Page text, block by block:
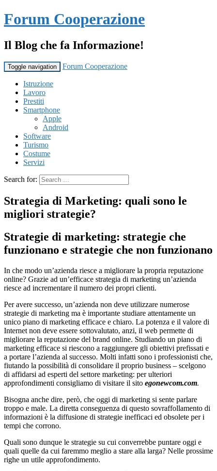
Forum Cooperazione
Il Blog che fa Informazione!
Toggle navigation Forum Cooperazione
Istruzione
Lavoro
Prestiti
Smartphone
Apple
Android
Software
Turismo
Costume
Servizi
Search for:
Strategia di Marketing: quali sono le
migliori strategie?
Strategie di marketing: strategie che
funzionano e strategie che non funzionano
In che modo un’azienda riesce a migliorare la propria reputazione
online? Grazie ad un’efficace strategia di marketing un’azienda
riesce ad incrementare il numero dei propri clienti.
Per avere successo, un’azienda non deve utilizzare numerose
strategie di marketing ma è importante studiare attentamente un
unico piano di marketing efficace e chiaro. La potenza e il valore di
Internet non deve essere sottovalutato, anzi, il web permette di
migliorare la reputazione del brand online. Studiando un piano di
marketing efficace si riescono a raggiungere gli obiettivi prefissati e
a portare l’azienda al successo. Molti infatti sono i professionisti che,
fiutando la possibilità di consolidare il proprio business – scelgono
di affidarsi ad esperti del settore marketing: per ulteriori
approfondimenti consigliamo di visitare il sito egonewcom.com.
Bisogna anche dire, però, che oggi di marketing si sente parlare
troppo e male. La diretta conseguenza di questo sovraffollamento di
informazioni è la diffusione di strategie inefficaci ed obsolete per i
tempi che corrono.
Quali sono dunque le strategie su cui converrebbe puntare oggi e
quali quelle da cui faremmo meglio a stare alla larga? Nelle prossime
righe un utile approfondimento.